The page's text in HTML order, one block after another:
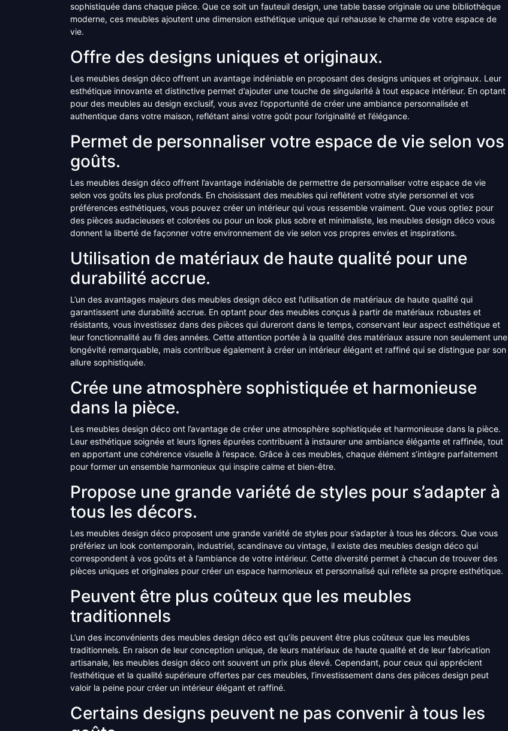
sophistiquée dans chaque pièce. Que ce soit un fauteuil design, une table basse originale ou une bibliothèque
moderne, ces meubles ajoutent une dimension esthétique unique qui rehausse le charme de votre espace de
vie.
Offre des designs uniques et originaux.
Les meubles design déco offrent un avantage indéniable en proposant des designs uniques et originaux. Leur
esthétique innovante et distinctive permet d’ajouter une touche de singularité à tout espace intérieur. En optant
pour des meubles au design exclusif, vous avez l’opportunité de créer une ambiance personnalisée et
authentique dans votre maison, reflétant ainsi votre goût pour l’originalité et l’élégance.
Permet de personnaliser votre espace de vie selon vos
goûts.
Les meubles design déco offrent l’avantage indéniable de permettre de personnaliser votre espace de vie
selon vos goûts les plus profonds. En choisissant des meubles qui reflètent votre style personnel et vos
préférences esthétiques, vous pouvez créer un intérieur qui vous ressemble vraiment. Que vous optiez pour
des pièces audacieuses et colorées ou pour un look plus sobre et minimaliste, les meubles design déco vous
donnent la liberté de façonner votre environnement de vie selon vos propres envies et inspirations.
Utilisation de matériaux de haute qualité pour une
durabilité accrue.
L’un des avantages majeurs des meubles design déco est l’utilisation de matériaux de haute qualité qui
garantissent une durabilité accrue. En optant pour des meubles conçus à partir de matériaux robustes et
résistants, vous investissez dans des pièces qui dureront dans le temps, conservant leur aspect esthétique et
leur fonctionnalité au fil des années. Cette attention portée à la qualité des matériaux assure non seulement une
longévité remarquable, mais contribue également à créer un intérieur élégant et raffiné qui se distingue par son
allure sophistiquée.
Crée une atmosphère sophistiquée et harmonieuse
dans la pièce.
Les meubles design déco ont l’avantage de créer une atmosphère sophistiquée et harmonieuse dans la pièce.
Leur esthétique soignée et leurs lignes épurées contribuent à instaurer une ambiance élégante et raffinée, tout
en apportant une cohérence visuelle à l’espace. Grâce à ces meubles, chaque élément s’intègre parfaitement
pour former un ensemble harmonieux qui inspire calme et bien-être.
Propose une grande variété de styles pour s’adapter à
tous les décors.
Les meubles design déco proposent une grande variété de styles pour s’adapter à tous les décors. Que vous
préfériez un look contemporain, industriel, scandinave ou vintage, il existe des meubles design déco qui
correspondent à vos goûts et à l’ambiance de votre intérieur. Cette diversité permet à chacun de trouver des
pièces uniques et originales pour créer un espace harmonieux et personnalisé qui reflète sa propre esthétique.
Peuvent être plus coûteux que les meubles
traditionnels
L’un des inconvénients des meubles design déco est qu’ils peuvent être plus coûteux que les meubles
traditionnels. En raison de leur conception unique, de leurs matériaux de haute qualité et de leur fabrication
artisanale, les meubles design déco ont souvent un prix plus élevé. Cependant, pour ceux qui apprécient
l’esthétique et la qualité supérieure offertes par ces meubles, l’investissement dans des pièces design peut
valoir la peine pour créer un intérieur élégant et raffiné.
Certains designs peuvent ne pas convenir à tous les